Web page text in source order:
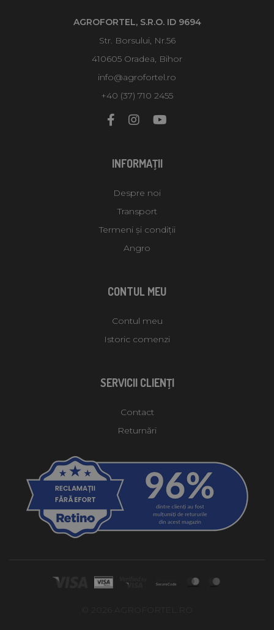
AGROFORTEL, S.R.O. ID 9694
Str. Borsului, Nr.56
410605 Oradea, Bihor
info@agrofortel.ro
+40 (37) 710 2455
INFORMAŢII
Despre noi
Transport
Termeni și condiții
Angro
CONTUL MEU
Contul meu
Istoric comenzi
SERVICII CLIENŢI
Contact
Returnări